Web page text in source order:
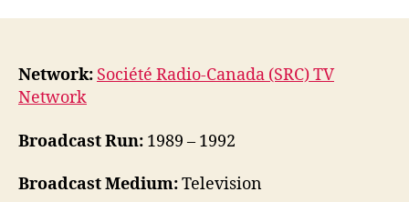
Network: Société Radio-Canada (SRC) TV
Network
Broadcast Run: 1989 – 1992
Broadcast Medium:Television